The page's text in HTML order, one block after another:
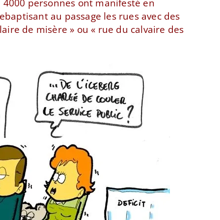
personnes ont manifesté en
au passage les rues avec des
de misère » ou « rue du calvaire des